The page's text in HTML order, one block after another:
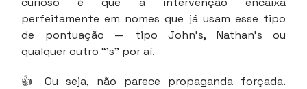
perfeitamente em nomes que já usam esse tipo
de pontuação — tipo John’s, Nathan’s ou
qualquer outro “’s” por aí.
👍 Ou seja, não parece propaganda forçada.